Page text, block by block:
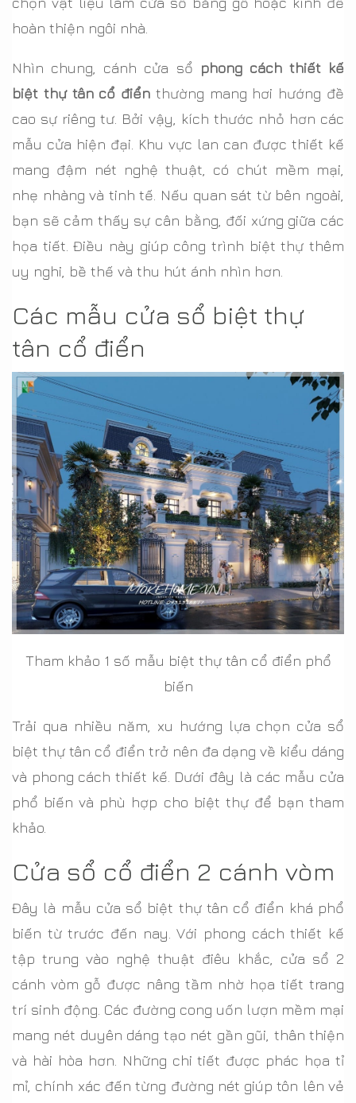
hoàn thiện ngôi nhà.
Nhìn chung, cánh cửa sổ phong cách thiết kế
biệt thự tân cổ điển thường mang hơi hướng đề
cao sự riêng tư. Bởi vậy, kích thước nhỏ hơn các
mẫu cửa hiện đại. Khu vực lan can được thiết kế
mang đậm nét nghệ thuật, có chút mềm mại,
nhẹ nhàng và tinh tế. Nếu quan sát từ bên ngoài,
bạn sẽ cảm thấy sự cân bằng, đối xứng giữa các
họa tiết. Điều này giúp công trình biệt thự thêm
uy nghi, bề thế và thu hút ánh nhìn hơn.
Các mẫu cửa sổ biệt thự
tân cổ điển
Tham khảo 1 số mẫu biệt thự tân cổ điển phổ
biến
Trải qua nhiều năm, xu hướng lựa chọn cửa sổ
biệt thự tân cổ điển trở nên đa dạng về kiểu dáng
và phong cách thiết kế. Dưới đây là các mẫu cửa
phổ biến và phù hợp cho biệt thự để bạn tham
khảo.
Cửa sổ cổ điển 2 cánh vòm
Đây là mẫu cửa sổ biệt thự tân cổ điển khá phổ
biến từ trước đến nay. Với phong cách thiết kế
tập trung vào nghệ thuật điêu khắc, cửa sổ 2
cánh vòm gỗ được nâng tầm nhờ họa tiết trang
trí sinh động. Các đường cong uốn lượn mềm mại
mang nét duyên dáng tạo nét gần gũi, thân thiện
và hài hòa hơn. Những chi tiết được phác họa tỉ
mỉ, chính xác đến từng đường nét giúp tôn lên vẻ